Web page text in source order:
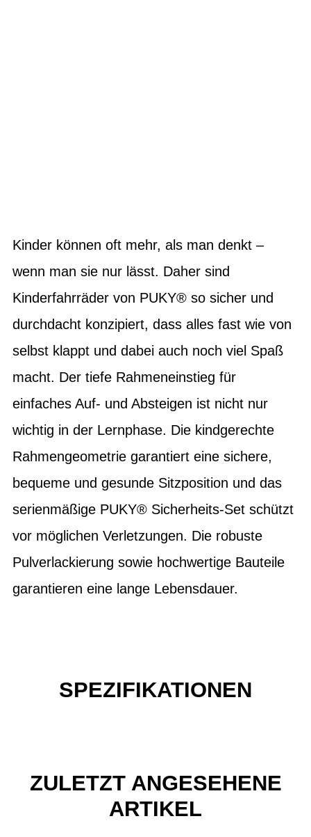
Kinder können oft mehr, als man denkt –
wenn man sie nur lässt. Daher sind
Kinderfahrräder von PUKY® so sicher und
durchdacht konzipiert, dass alles fast wie von
selbst klappt und dabei auch noch viel Spaß
macht. Der tiefe Rahmeneinstieg für
einfaches Auf- und Absteigen ist nicht nur
wichtig in der Lernphase. Die kindgerechte
Rahmengeometrie garantiert eine sichere,
bequeme und gesunde Sitzposition und das
serienmäßige PUKY® Sicherheits-Set schützt
vor möglichen Verletzungen. Die robuste
Pulverlackierung sowie hochwertige Bauteile
garantieren eine lange Lebensdauer.
SPEZIFIKATIONEN
ZULETZT ANGESEHENE
ARTIKEL